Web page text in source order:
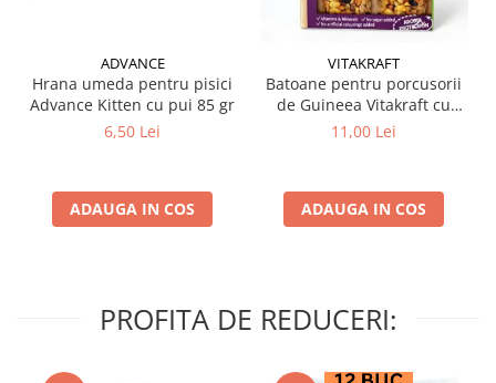
ADVANCE
Hrana umeda pentru pisici
Advance Kitten cu pui 85 gr
6,50 Lei
ADAUGA IN COS
VITAKRAFT
Batoane pentru porcusorii
de Guineea Vitakraft cu
struguri & nuci 2 buc
11,00 Lei
ADAUGA IN COS
PROFITA DE REDUCERI: